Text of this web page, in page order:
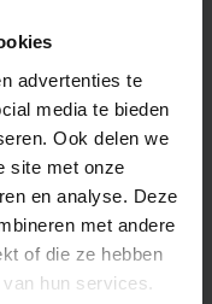
advertenties te
media te bieden
Ook delen we
site met onze
en analyse. Deze
met andere
of die ze hebben
hun services.
van Nederland.
Utrecht uit de 9
1997 is de
Deventer. De